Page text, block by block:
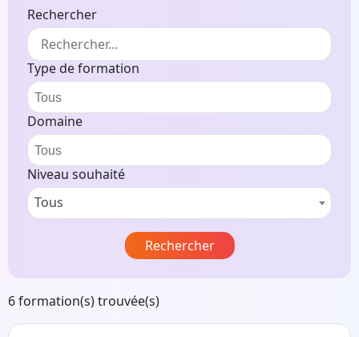
Rechercher
Type de formation
Domaine
Niveau souhaité
Tous
Rechercher
6 formation(s) trouvée(s)